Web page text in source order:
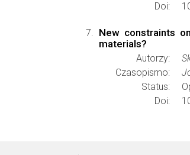
Doi:
New constraints
materials?
Autorzy:
Czasopismo:
Status:
Doi: